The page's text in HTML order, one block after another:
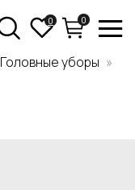
Головные уборы